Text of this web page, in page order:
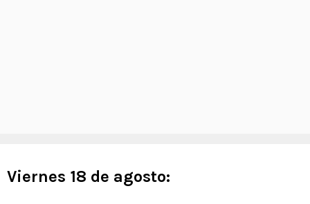
Viernes 18 de agosto: